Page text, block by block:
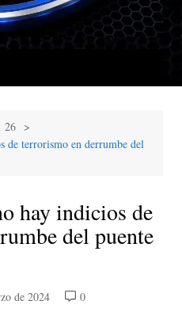
26
de terrorismo en derrumbe del
hay indicios de
del puente
de 2024
0